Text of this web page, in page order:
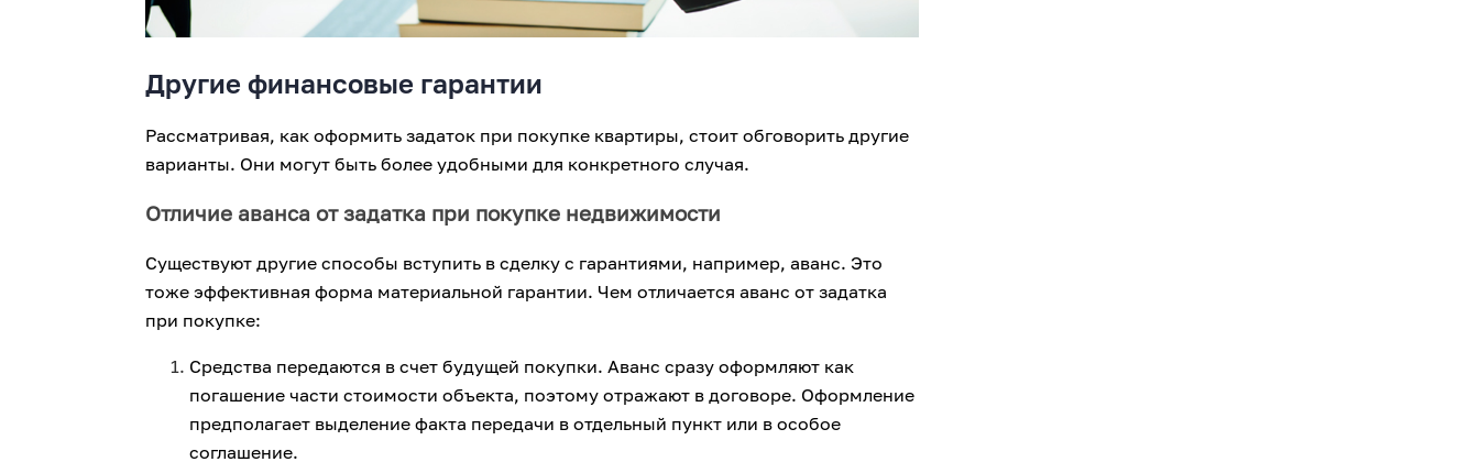
Другие финансовые гарантии
Рассматривая, как оформить задаток при покупке квартиры, стоит обговорить другие
варианты. Они могут быть более удобными для конкретного случая.
Отличие аванса от задатка при покупке недвижимости
Существуют другие способы вступить в сделку с гарантиями, например, аванс. Это
тоже эффективная форма материальной гарантии. Чем отличается аванс от задатка
при покупке:
Средства передаются в счет будущей покупки. Аванс сразу оформляют как
погашение части стоимости объекта, поэтому отражают в договоре. Оформление
предполагает выделение факта передачи в отдельный пункт или в особое
соглашение.